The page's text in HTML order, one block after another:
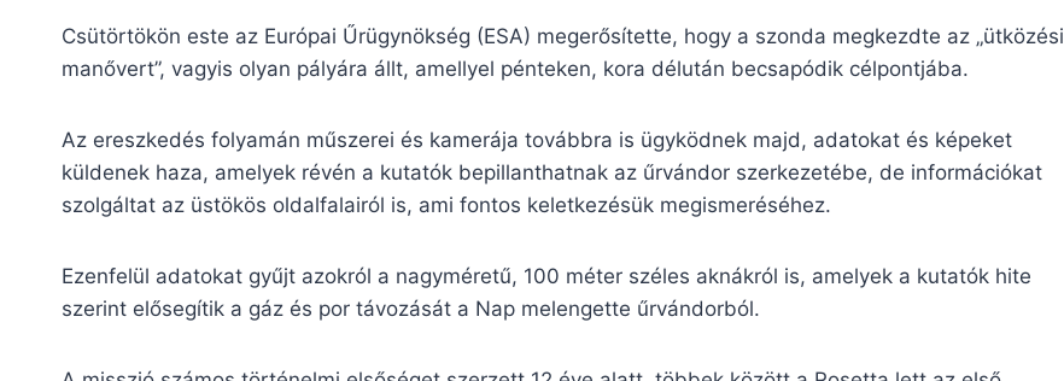
Csütörtökön este az Európai Űrügynökség (ESA) megerősítette, hogy a szonda megkezdte az „ütközési
manővert”, vagyis olyan pályára állt, amellyel pénteken, kora délután becsapódik célpontjába.
Az ereszkedés folyamán műszerei és kamerája továbbra is ügyködnek majd, adatokat és képeket
küldenek haza, amelyek révén a kutatók bepillanthatnak az űrvándor szerkezetébe, de információkat
szolgáltat az üstökös oldalfalairól is, ami fontos keletkezésük megismeréséhez.
Ezenfelül adatokat gyűjt azokról a nagyméretű, 100 méter széles aknákról is, amelyek a kutatók hite
szerint elősegítik a gáz és por távozását a Nap melengette űrvándorból.